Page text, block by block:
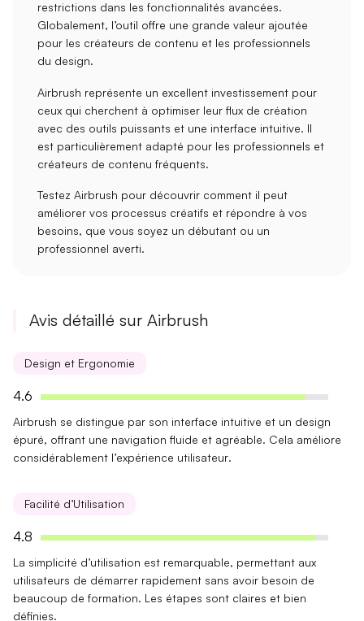
restrictions dans les fonctionnalités avancées.
Globalement, l’outil offre une grandevaleur ajoutée
pour les créateurs de contenu et les professionnels
du design.
Airbrush représente un excellent investissement pour
ceux qui cherchent à optimiser leur flux de création
avec des outils puissants et une interface intuitive. Il
est particulièrement adapté pour les professionnels et
créateurs de contenu fréquents.
Testez Airbrush pour découvrir comment il peut
améliorer vos processus créatifs et répondre à vos
besoins, que vous soyez un débutant ou un
professionnel averti.
Avis détaillé sur Airbrush
Design et Ergonomie
4.6
Airbrush se distingue par son interface intuitive et un design
épuré, offrant une navigation fluide et agréable. Cela améliore
considérablement l’expérience utilisateur.
Facilité d’Utilisation
4.8
La simplicité d’utilisation est remarquable, permettant aux
utilisateurs de démarrer rapidement sans avoir besoin de
beaucoup de formation. Les étapes sont claires et bien
définies.